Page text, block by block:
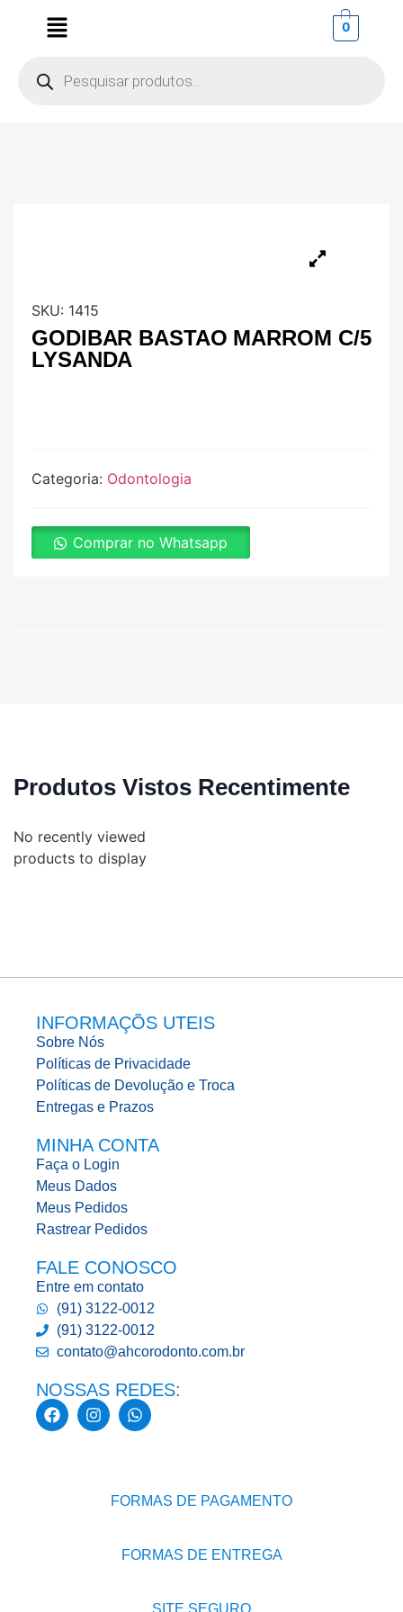
0
SKU: 1415
GODIBAR BASTAO MARROM C/5
LYSANDA
Categoria: Odontologia
Comprar no Whatsapp
Produtos Vistos Recentimente
No recently viewed
products to display
INFORMAÇÕS UTEIS
Sobre Nós
Políticas de Privacidade
Políticas de Devolução e Troca
Entregas e Prazos
MINHA CONTA
Faça o Login
Meus Dados
Meus Pedidos
Rastrear Pedidos
FALE CONOSCO
Entre em contato
(91) 3122-0012
(91) 3122-0012
contato@ahcorodonto.com.br
NOSSAS REDES:
FORMAS DE PAGAMENTO
FORMAS DE ENTREGA